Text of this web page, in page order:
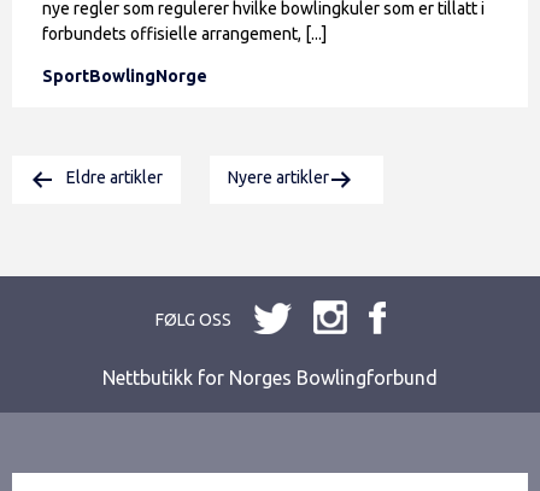
SportBowlingNorge
nye regler som regulerer hvilke bowlingkuler som er tillatt i
forbundets offisielle arrangement, [...]
Eldre artikler Nyere artikler
FØLG OSS
Nettbutikk for Norges Bowlingforbund